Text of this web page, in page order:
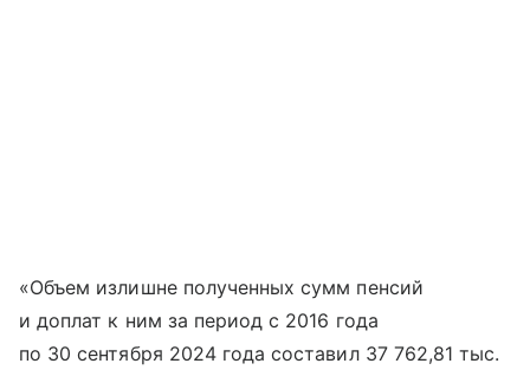
«Объем излишне полученных сумм пенсий
и доплат к ним за период с 2016 года
по 30 сентября 2024 года составил 37 762,81 тыс.